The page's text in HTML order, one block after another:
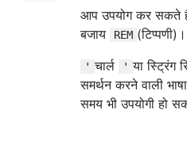
आप उपयोग कर सकते
बजाय
REM (टिप्पणी)।
' चार्ल ' या
समर्थन करने वाली
समय भी उपयोगी हो